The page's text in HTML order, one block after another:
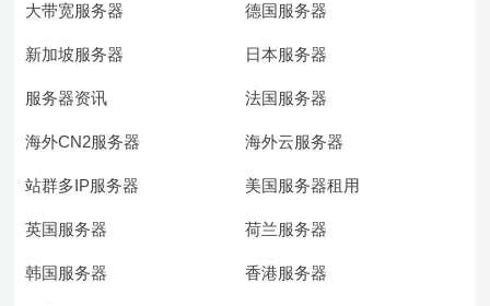
大带宽服务器 德国服务器
新加坡服务器 日本服务器
服务器资讯 法国服务器
海外CN2服务器 海外云服务器
站群多IP服务器 美国服务器租用
英国服务器 荷兰服务器
韩国服务器 香港服务器